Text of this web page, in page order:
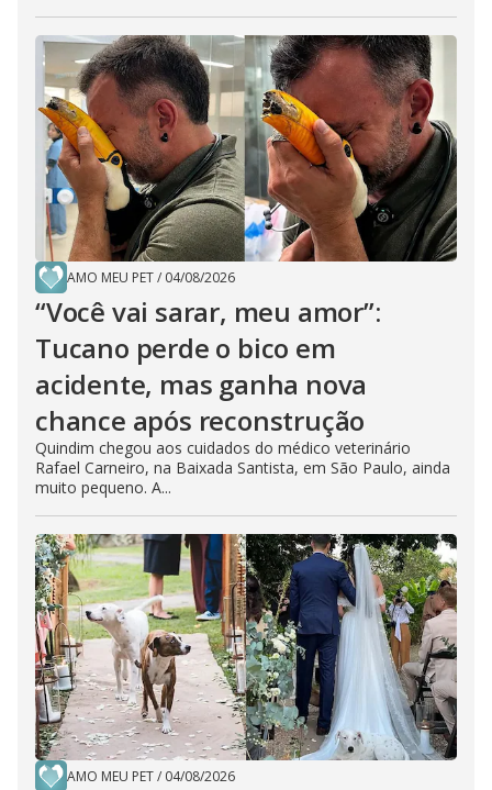
AMO MEU PET/ 04/08/2026
“Você vai sarar, meu amor”:
Tucano perde o bico em
acidente, mas ganha nova
chance após reconstrução
Quindim chegou aos cuidados do médico veterinário
Rafael Carneiro, na Baixada Santista, em São Paulo, ainda
muito pequeno. A...
AMO MEU PET/ 04/08/2026